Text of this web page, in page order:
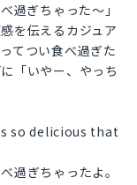
ぎちゃった〜」
を伝えるカジュア
てつい食べ過ぎた
「いやー、やっち
so delicious that
過ぎちゃったよ。